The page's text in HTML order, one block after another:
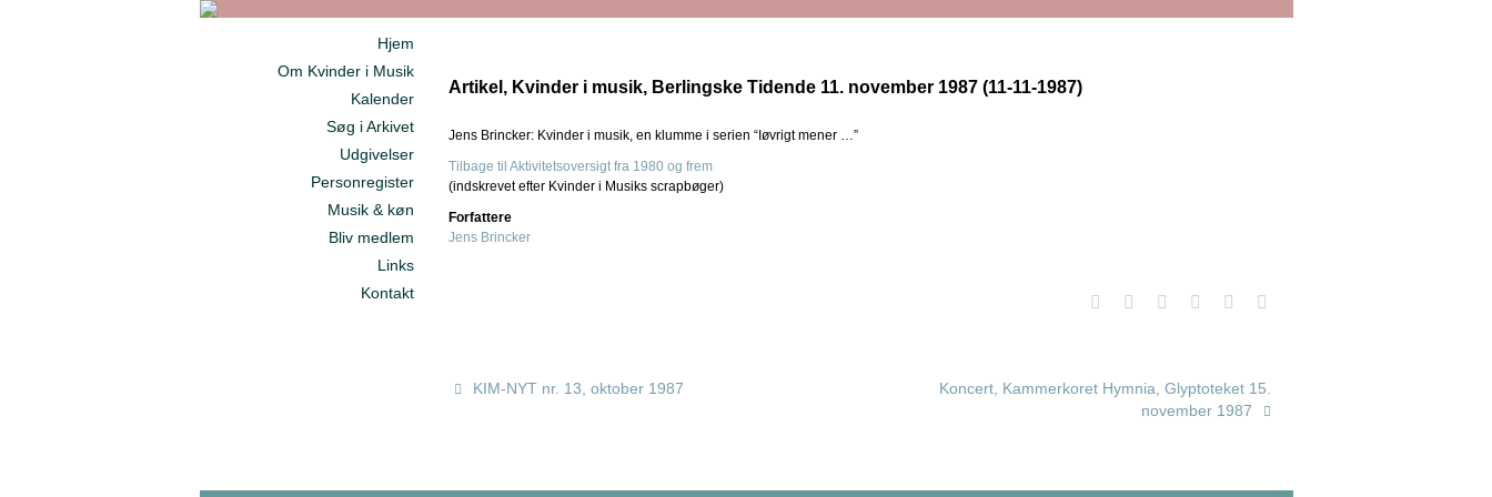
Artikel, Kvinder i musik, Berlingske Tidende 11. november 1987 (11-11-1987)
Jens Brincker: Kvinder i musik, en klumme i serien “Iøvrigt mener …”
Tilbage til Aktivitetsoversigt fra 1980 og frem
(indskrevet efter Kvinder i Musiks scrapbøger)
Forfattere
Jens Brincker
KIM-NYT nr. 13, oktober 1987
Koncert, Kammerkoret Hymnia, Glyptoteket 15.
november 1987
Hjem
Om Kvinder i Musik
Kalender
Søg i Arkivet
Udgivelser
Personregister
Musik & køn
Bliv medlem
Links
Kontakt